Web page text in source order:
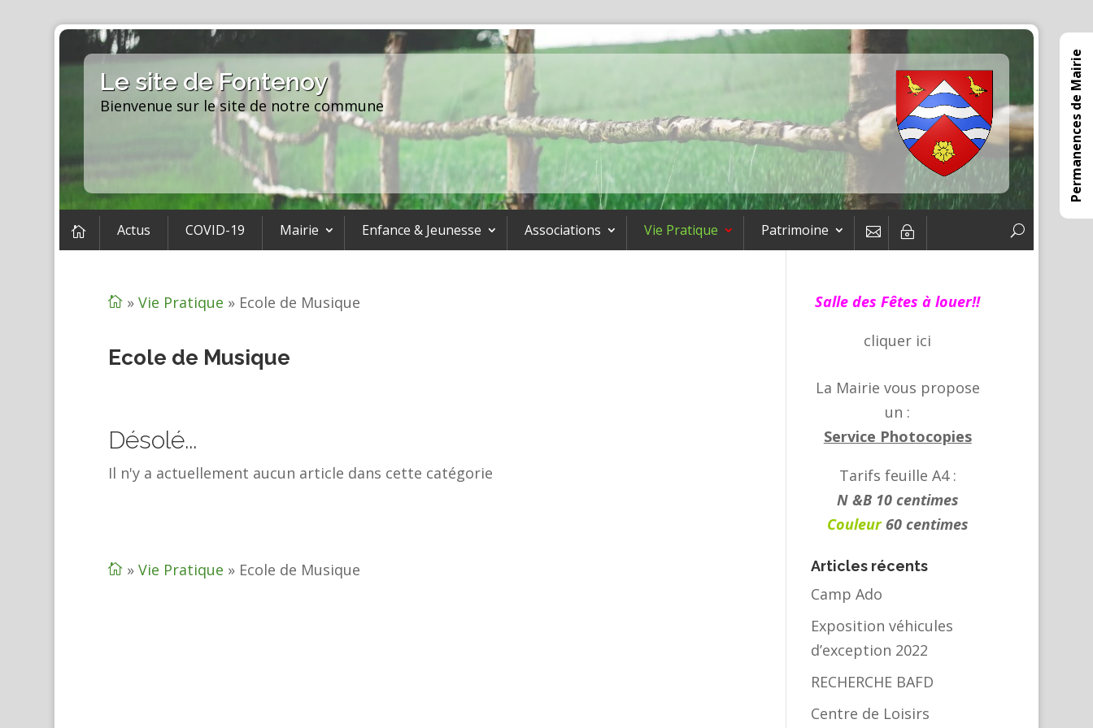
Le site de Fontenoy
Bienvenue sur le site de notre commune
 Actus COVID-19 Mairie Enfance & Jeunesse Associations Vie Pratique Patrimoine  ~
Permanences de Mairie
 »Vie Pratique » Ecole de Musique
Ecole de Musique
Désolé...
Il n'y a actuellement aucun article dans cette catégorie
 »Vie Pratique » Ecole de Musique
Salle des Fêtes à louer!!
cliquer ici
La Mairie vous propose
un :
Service Photocopies
Tarifs feuille A4 :
N &B 10 centimes
Couleur60 centimes
Articles récents
Camp Ado
Exposition véhicules
d’exception 2022
RECHERCHE BAFD
Centre de Loisirs